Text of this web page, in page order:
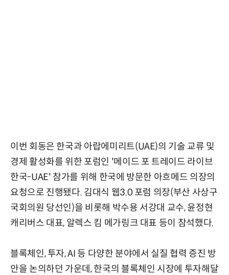
이번 회동은 한국과 아랍에미리트(UAE)의 기술 교류 및
경제 활성화를 위한 포럼인 '메이드 포 트레이드 라이브
한국-UAE' 참가를 위해 한국에 방문한 아흐메드 의장의
요청으로 진행됐다. 김대식 웹3.0 포럼 의장(부산 사상구
국회의원 당선인)을 비롯해 박수용 서강대 교수, 윤정현
캐리버스 대표, 알렉스 킴 메가링크 대표 등이 참석했다.
블록체인, 투자, AI 등 다양한 분야에서 실질 협력 증진 방
안을 논의하던 가운데, 한국의 블록체인 시장에 투자해달